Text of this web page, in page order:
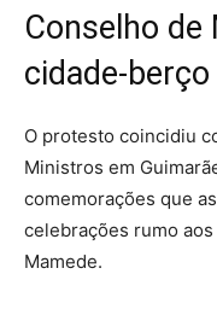
Conselho
cidade-berço
O protesto coincidiu
Ministros em
comemorações que
celebrações rumo
Mamede.